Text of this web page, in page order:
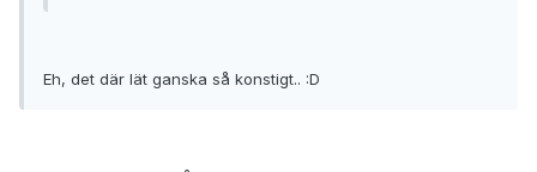
Eh, det där lät ganska så konstigt.. :D